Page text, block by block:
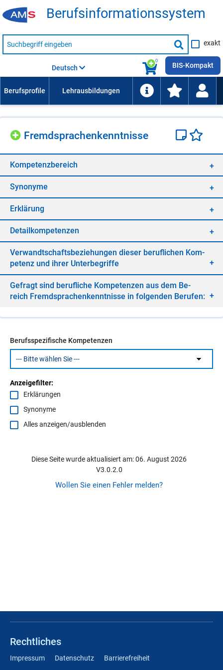
Be­rufs­in­for­ma­ti­ons­sys­tem
Suche
nach
Suche
starten
exakt
0
Deutsch BIS-Kompakt
Fremd­spra­chen­kennt­nis­se
Kom­pe­tenz­be­reich
Syn­ony­me
Er­klä­rung
De­tail­kom­pe­ten­zen
Ver­wandt­schafts­be­zie­hun­gen die­ser be­ruf­li­chen Kom­
pe­tenz und ih­rer Un­ter­be­grif­fe
Ge­fragt sind be­ruf­li­che Kom­pe­ten­zen aus dem Be­
reich Fremd­spra­chen­kennt­nis­se in fol­gen­den Be­ru­fen:
Berufsspezifische Kompetenzen
Anzeigefilter:
Erklärungen
Synonyme
Alles anzeigen/ausblenden
Diese Seite wurde aktualisiert am: 06. August 2026
V3.0.2.0
Wollen Sie einen Fehler melden?
Rechtliches
Impressum Datenschutz Barrierefreiheit